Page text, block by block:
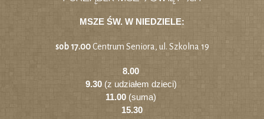
MSZE ŚW. W NIEDZIELE:
sob 17.00Centrum Seniora, ul. Szkolna 19
8.00
9.30(z udziałem dzieci)
11.00 (suma)
15.30